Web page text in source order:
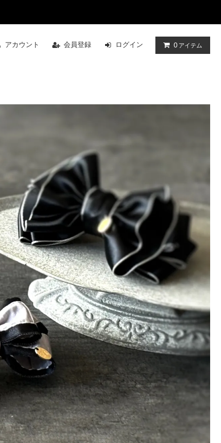
アカウント 会員登録 ログイン 0 アイテム